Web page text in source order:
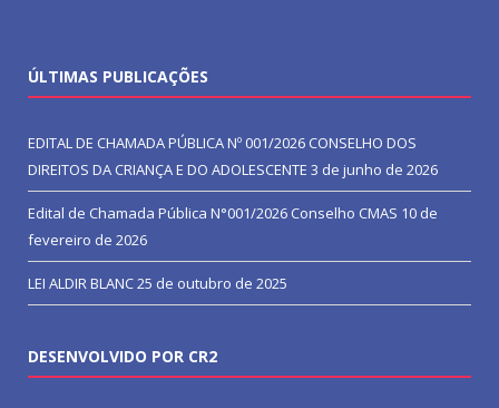
ÚLTIMAS PUBLICAÇÕES
EDITAL DE CHAMADA PÚBLICA Nº 001/2026 CONSELHO DOS
DIREITOS DA CRIANÇA E DO ADOLESCENTE 3 de junho de 2026
Edital de Chamada Pública N°001/2026 Conselho CMAS 10 de
fevereiro de 2026
LEI ALDIR BLANC25 de outubro de 2025
DESENVOLVIDO POR CR2